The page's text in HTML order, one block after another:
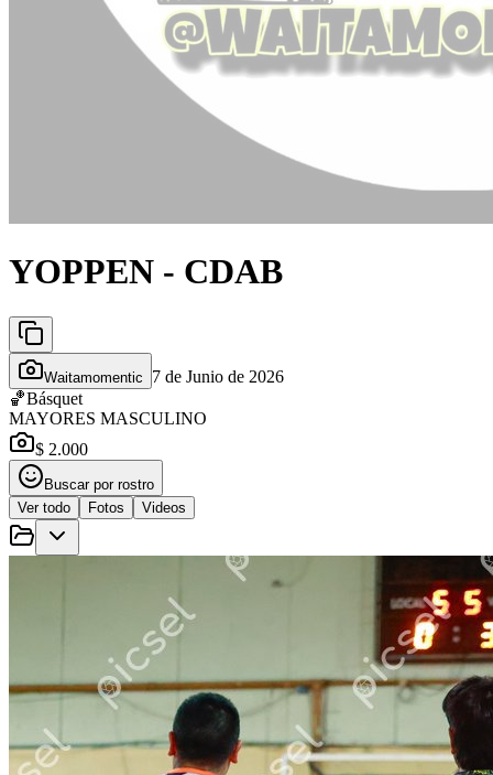
YOPPEN - CDAB
Waitamomentic
7 de Junio de 2026
🏀Básquet
MAYORES MASCULINO
$ 2.000
Buscar por rostro
Ver todo
Fotos Videos